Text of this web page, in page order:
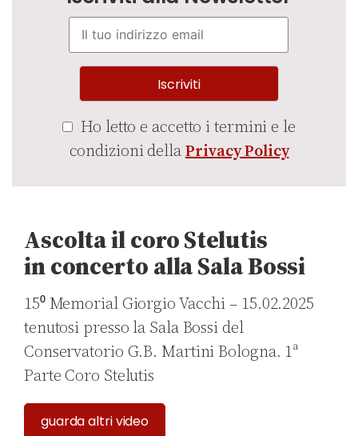
Ho letto e accetto i termini e le
condizioni dellaPrivacy Policy
Ascolta il coro Stelutis
in concerto alla Sala Bossi
15⁰ Memorial Giorgio Vacchi – 15.02.2025
tenutosi presso la Sala Bossi del
Conservatorio G.B. Martini Bologna. 1ª
Parte Coro Stelutis
guarda altri video